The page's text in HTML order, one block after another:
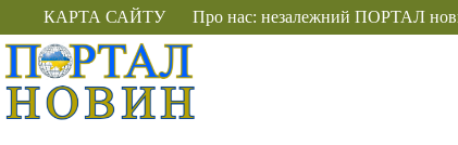
Перейти
вмісту
КАРТА САЙТУ Про нас: незалежний ПОРТАЛ